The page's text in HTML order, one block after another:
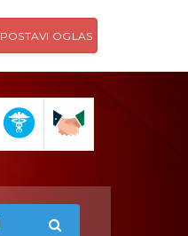
POSTAVI OGLAS